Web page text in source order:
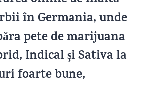
în Germania, unde
pete de marijuana
Indical și Sativa la
foarte bune,